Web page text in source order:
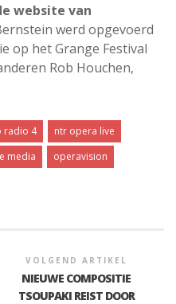
website van
werd opgevoerd
op het Grange Festival
Rob Houchen,
radio 4
ntr opera live
media
operavision
VOLGEND ARTIKEL
NIEUWE COMPOSITIE
TSOUPAKI REIST DOOR